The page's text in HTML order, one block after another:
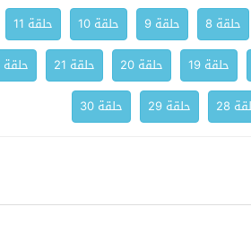
حلقة 8 حلقة 9 حلقة 10
حلقة 11
حلقة 19 حلقة 20 حلقة 21
حلقة 22
28 حلقة 29 حلقة 30